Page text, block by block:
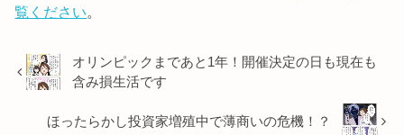
覧ください。
オリンピックまであと1年！開催決定の日も現在も
含み損生活です
ほったらかし投資家増殖中で薄商いの危機！？